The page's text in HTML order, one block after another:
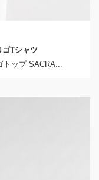
ゴTシャツ
ップ SACRA...